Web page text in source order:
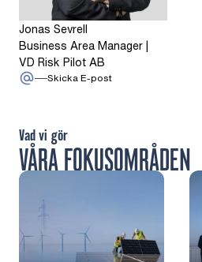
Jonas Sevrell
Business Area Manager |
VD Risk Pilot AB
Skicka E-post: Jonas Sevrell
VÅRA FOKUSOMRÅDEN
Vad vi gör